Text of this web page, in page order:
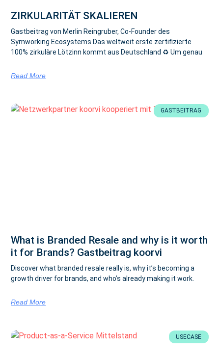
ZIRKULARITÄT SKALIEREN
Gastbeitrag von Merlin Reingruber, Co-Founder des
Symworking Ecosystems Das weltweit erste zertifizierte
100% zirkuläre Lötzinn kommt aus Deutschland ♻ Um genau
Read More
GASTBEITRAG
What is Branded Resale and why is it worth
it for Brands? Gastbeitrag koorvi
Discover what branded resale really is, why it’s becoming a
growth driver for brands, and who’s already making it work.
Read More
USECASE